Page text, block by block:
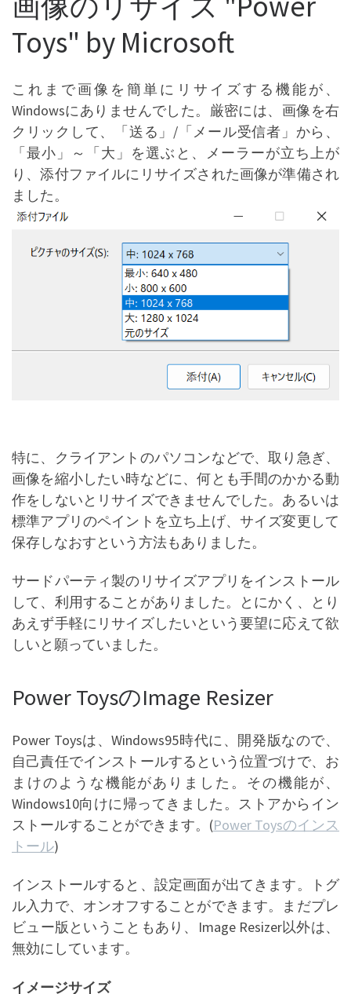
Toys" by Microsoft
これまで画像を簡単にリサイズする機能が、
Windowsにありませんでした。厳密には、画像を右
クリックして、「送る」/「メール受信者」から、
「最小」～「大」を選ぶと、メーラーが立ち上が
り、添付ファイルにリサイズされた画像が準備され
ました。
特に、クライアントのパソコンなどで、取り急ぎ、
画像を縮小したい時などに、何とも手間のかかる動
作をしないとリサイズできませんでした。あるいは
標準アプリのペイントを立ち上げ、サイズ変更して
保存しなおすという方法もありました。
サードパーティ製のリサイズアプリをインストール
して、利用することがありました。とにかく、とり
あえず手軽にリサイズしたいという要望に応えて欲
しいと願っていました。
Power ToysのImage Resizer
Power Toysは、Windows95時代に、開発版なので、
自己責任でインストールするという位置づけで、お
まけのような機能がありました。その機能が、
Windows10向けに帰ってきました。ストアからイン
ストールすることができます。(Power Toysのインス
トール)
インストールすると、設定画面が出てきます。トグ
ル入力で、オンオフすることができます。まだプレ
ビュー版ということもあり、Image Resizer以外は、
無効にしています。
イメージサイズ